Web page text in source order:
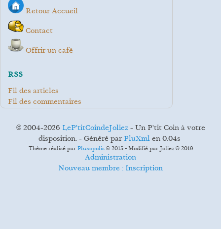
Retour Accueil
Contact
Offrir un café
RSS
Fil des articles
Fil des commentaires
© 2004-2026 LeP'titCoindeJoliez- Un P'tit Coin à votre
disposition. - Généré parPluXmlen 0.04s
Thème réalisé parPluxopolis© 2015 - Modifié par Joliez © 2019
Administration
Nouveau membre : Inscription